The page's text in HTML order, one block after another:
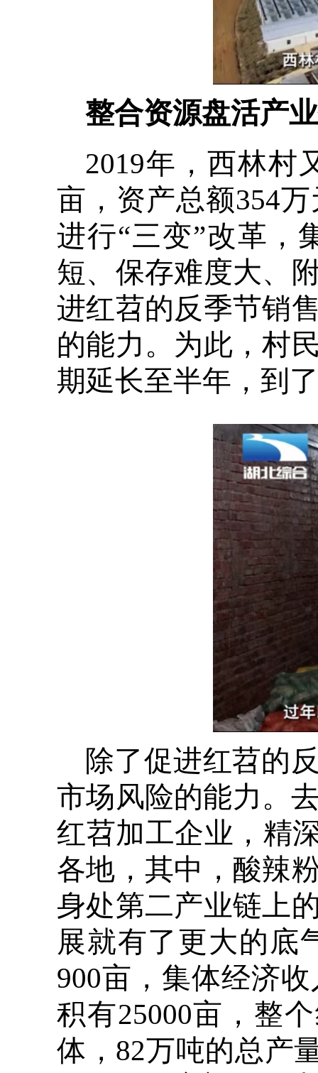
整合资源盘活产
2019年，西林村
亩，资产总额354
进行“三变”改革，
短、保存难度大、
进红苕的反季节销
的能力。为此，村
期延长至半年，到
除了促进红苕的
市场风险的能力。
红苕加工企业，精
各地，其中，酸辣
身处第二产业链上
展就有了更大的底
900亩，集体经济
积有25000亩，整
体，82万吨的总产